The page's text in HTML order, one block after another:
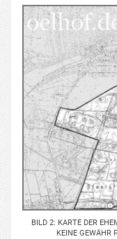
BILD 2: KARTE DER
KEINE GEWÄHR